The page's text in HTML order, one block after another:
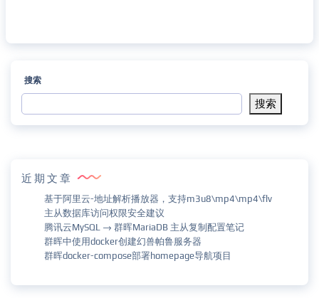
搜索
搜索
近期文章
基于阿里云-地址解析播放器，支持m3u8\mp4\mp4\flv
主从数据库访问权限安全建议
腾讯云MySQL → 群晖MariaDB 主从复制配置笔记
群晖中使用docker创建幻兽帕鲁服务器
群晖docker-compose部署homepage导航项目